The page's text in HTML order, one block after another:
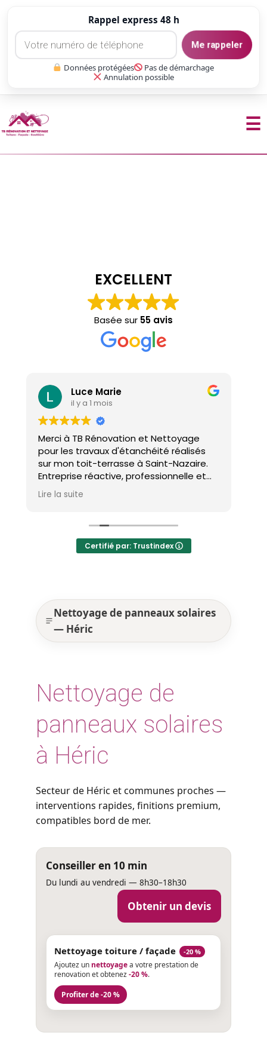
Rappel express 48 h
Me rappeler
Données protégées
Pas de démarchage
Annulation possible
☰
EXCELLENT
Basée sur 55 avis
Luce Marie
il y a 1 mois
Merci à TB Rénovation et Nettoyage
pour les travaux d'étanchéité réalisés
sur mon toit-terrasse à Saint-Nazaire.
Entreprise réactive, professionnelle et
agréable. Le travail a été réalisé avec
soin et dans les délais. Je recommande
Lire la suite
Certifié par: Trustindex
Nettoyage de panneaux solaires
— Héric
Nettoyage de
panneaux solaires
à Héric
Secteur de Héric et communes proches —
interventions rapides, finitions premium,
compatibles bord de mer.
Conseiller en 10 min
Du lundi au vendredi — 8h30–18h30
Obtenir un devis
Nettoyage toiture / façade -20 %
Ajoutez un nettoyagea votre prestation de
renovation et obtenez-20 %.
Profiter de -20 %